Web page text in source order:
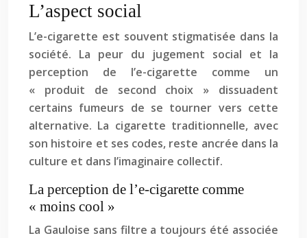
L’aspect social
L’e-cigarette est souvent stigmatisée dans la
société. La peur du jugement social et la
perception de l’e-cigarette comme un
« produit de second choix » dissuadent
certains fumeurs de se tourner vers cette
alternative. La cigarette traditionnelle, avec
son histoire et ses codes, reste ancrée dans la
culture et dans l’imaginaire collectif.
La perception de l’e-cigarette comme
« moins cool »
La Gauloise sans filtre a toujours été associée